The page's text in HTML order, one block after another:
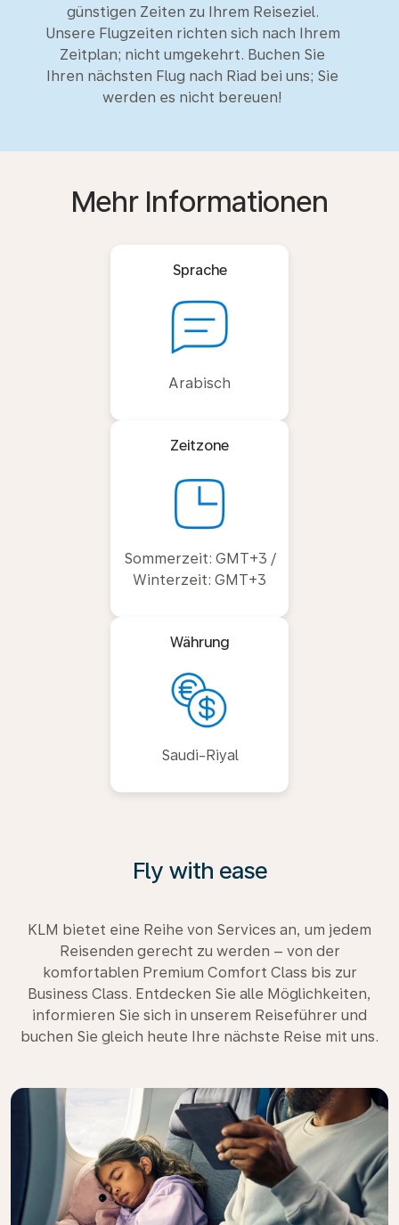
günstigen Zeiten zu Ihrem Reiseziel.
Unsere Flugzeiten richten sich nach Ihrem
Zeitplan; nicht umgekehrt. Buchen Sie
Ihren nächsten Flug nach Riad bei uns; Sie
werden es nicht bereuen!
Mehr Informationen
Sprache
Arabisch
Zeitzone
Sommerzeit: GMT+3 /
Winterzeit: GMT+3
Währung
Saudi-Riyal
Fly with ease
KLM bietet eine Reihe von Services an, um jedem
Reisenden gerecht zu werden – von der
komfortablen Premium Comfort Class bis zur
Business Class. Entdecken Sie alle Möglichkeiten,
informieren Sie sich in unserem Reiseführer und
buchen Sie gleich heute Ihre nächste Reise mit uns.